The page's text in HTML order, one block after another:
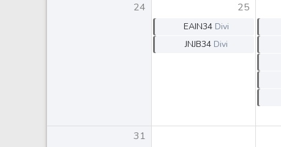
24 25
EAIN34 Divi
JNJB34 Divi
31